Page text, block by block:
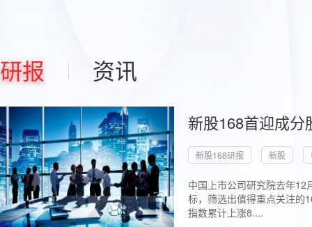
研报 资讯
新股168首迎成
新股168研报 新股
中国上市公司研究院去年
标，筛选出值得重点关注的
指数累计上涨8....